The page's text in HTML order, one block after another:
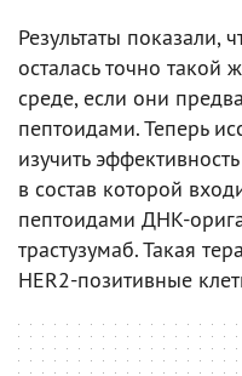
Результаты показали,
осталась точно
среде, если они
пептоидами. Теперь
изучить
в состав которой
пептоидами ДНК-
трастузумаб. Такая
HER2-позитивные